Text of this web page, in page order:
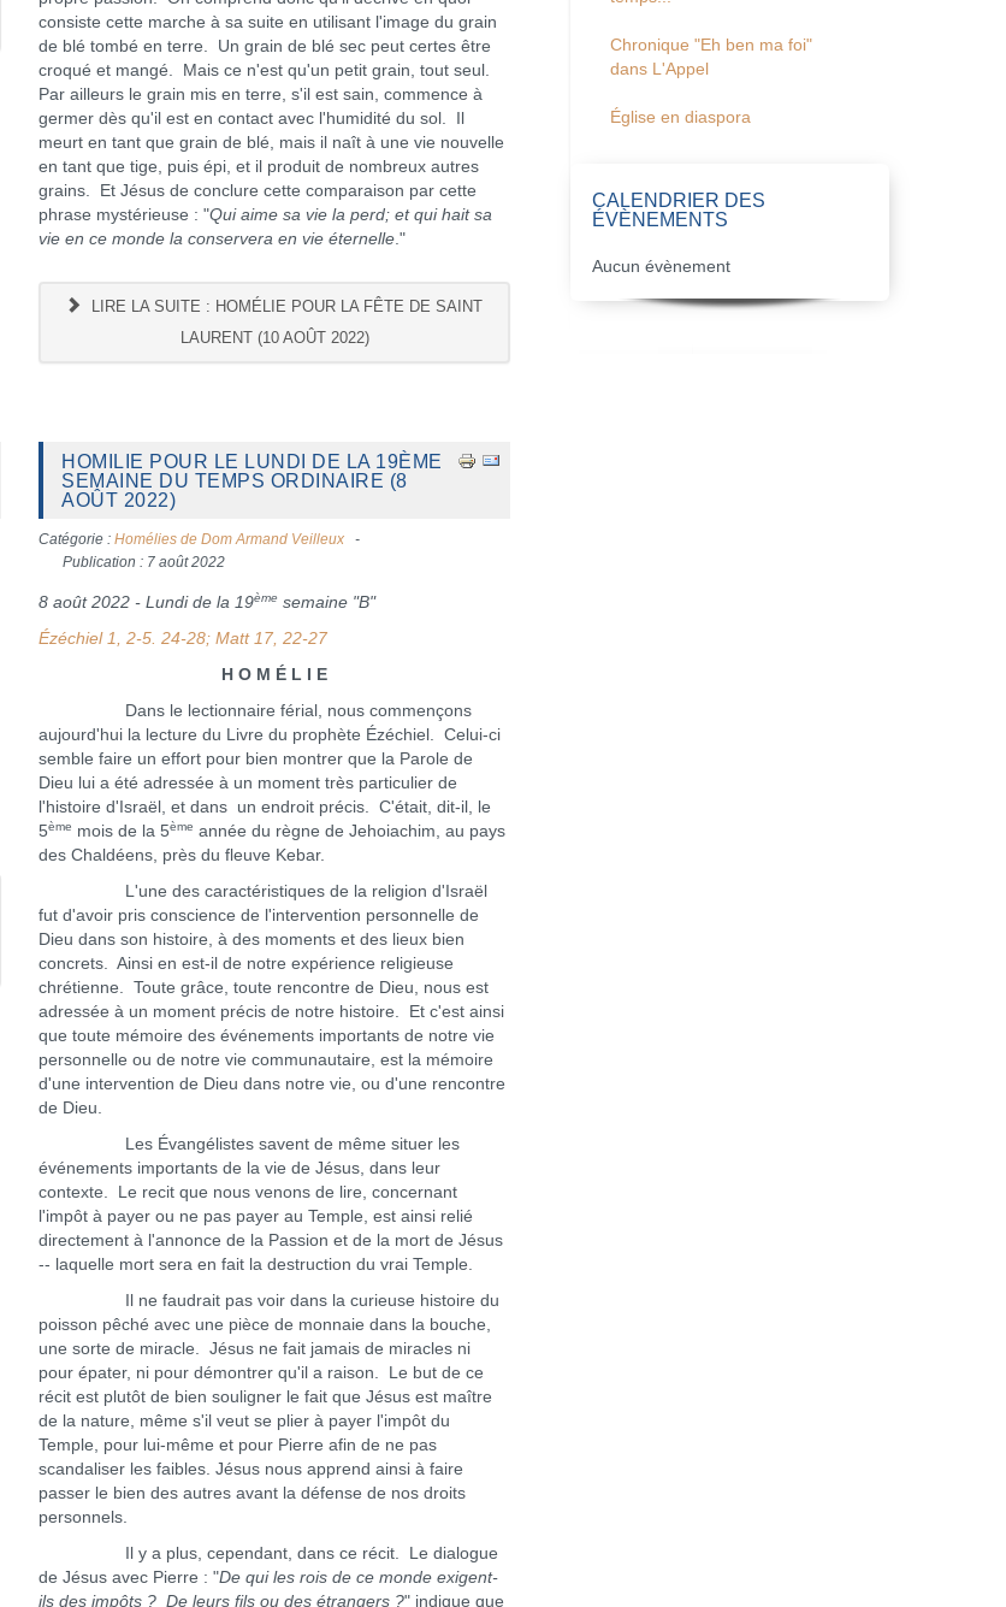
consiste cette marche à sa suite en utilisant l'image du grain
de blé tombé en terre. Un grain de blé sec peut certes être
croqué et mangé. Mais ce n'est qu'un petit grain, tout seul.
Par ailleurs le grain mis en terre, s'il est sain, commence à
germer dès qu'il est en contact avec l'humidité du sol. Il
meurt en tant que grain de blé, mais il naît à une vie nouvelle
en tant que tige, puis épi, et il produit de nombreux autres
grains. Et Jésus de conclure cette comparaison par cette
phrase mystérieuse : "Qui aime sa vie la perd; et qui hait sa
vie en ce monde la conservera en vie éternelle."
LIRE LA SUITE : HOMÉLIE POUR LA FÊTE DE SAINT
LAURENT (10 AOÛT 2022)
HOMILIE POUR LE LUNDI DE LA 19ÈME
SEMAINE DU TEMPS ORDINAIRE (8
AOÛT 2022)
Catégorie :Homélies de Dom Armand Veilleux
Publication : 7 août 2022
8 août 2022 - Lundi de la 19ème semaine "B"
Ézéchiel 1, 2-5. 24-28; Matt 17, 22-27
H O M É L I E
Dans le lectionnaire férial, nous commençons
aujourd'hui la lecture du Livre du prophète Ézéchiel. Celui-ci
semble faire un effort pour bien montrer que la Parole de
Dieu lui a été adressée à un moment très particulier de
l'histoire d'Israël, et dans un endroit précis. C'était, dit-il, le
5ème mois de la 5ème année du règne de Jehoiachim, au pays
des Chaldéens, près du fleuve Kebar.
L'une des caractéristiques de la religion d'Israël
fut d'avoir pris conscience de l'intervention personnelle de
Dieu dans son histoire, à des moments et des lieux bien
concrets. Ainsi en est-il de notre expérience religieuse
chrétienne. Toute grâce, toute rencontre de Dieu, nous est
adressée à un moment précis de notre histoire. Et c'est ainsi
que toute mémoire des événements importants de notre vie
personnelle ou de notre vie communautaire, est la mémoire
d'une intervention de Dieu dans notre vie, ou d'une rencontre
de Dieu.
Les Évangélistes savent de même situer les
événements importants de la vie de Jésus, dans leur
contexte. Le recit que nous venons de lire, concernant
l'impôt à payer ou ne pas payer au Temple, est ainsi relié
directement à l'annonce de la Passion et de la mort de Jésus
-- laquelle mort sera en fait la destruction du vrai Temple.
Il ne faudrait pas voir dans la curieuse histoire du
poisson pêché avec une pièce de monnaie dans la bouche,
une sorte de miracle. Jésus ne fait jamais de miracles ni
pour épater, ni pour démontrer qu'il a raison. Le but de ce
récit est plutôt de bien souligner le fait que Jésus est maître
de la nature, même s'il veut se plier à payer l'impôt du
Temple, pour lui-même et pour Pierre afin de ne pas
scandaliser les faibles. Jésus nous apprend ainsi à faire
passer le bien des autres avant la défense de nos droits
personnels.
Il y a plus, cependant, dans ce récit. Le dialogue
de Jésus avec Pierre : "De qui les rois de ce monde exigent-
ils des impôts ? De leurs fils ou des étrangers ?" indique que
Chronique "Eh ben ma foi"
dans L'Appel
Église en diaspora
CALENDRIER DES
ÉVÈNEMENTS
Aucun évènement